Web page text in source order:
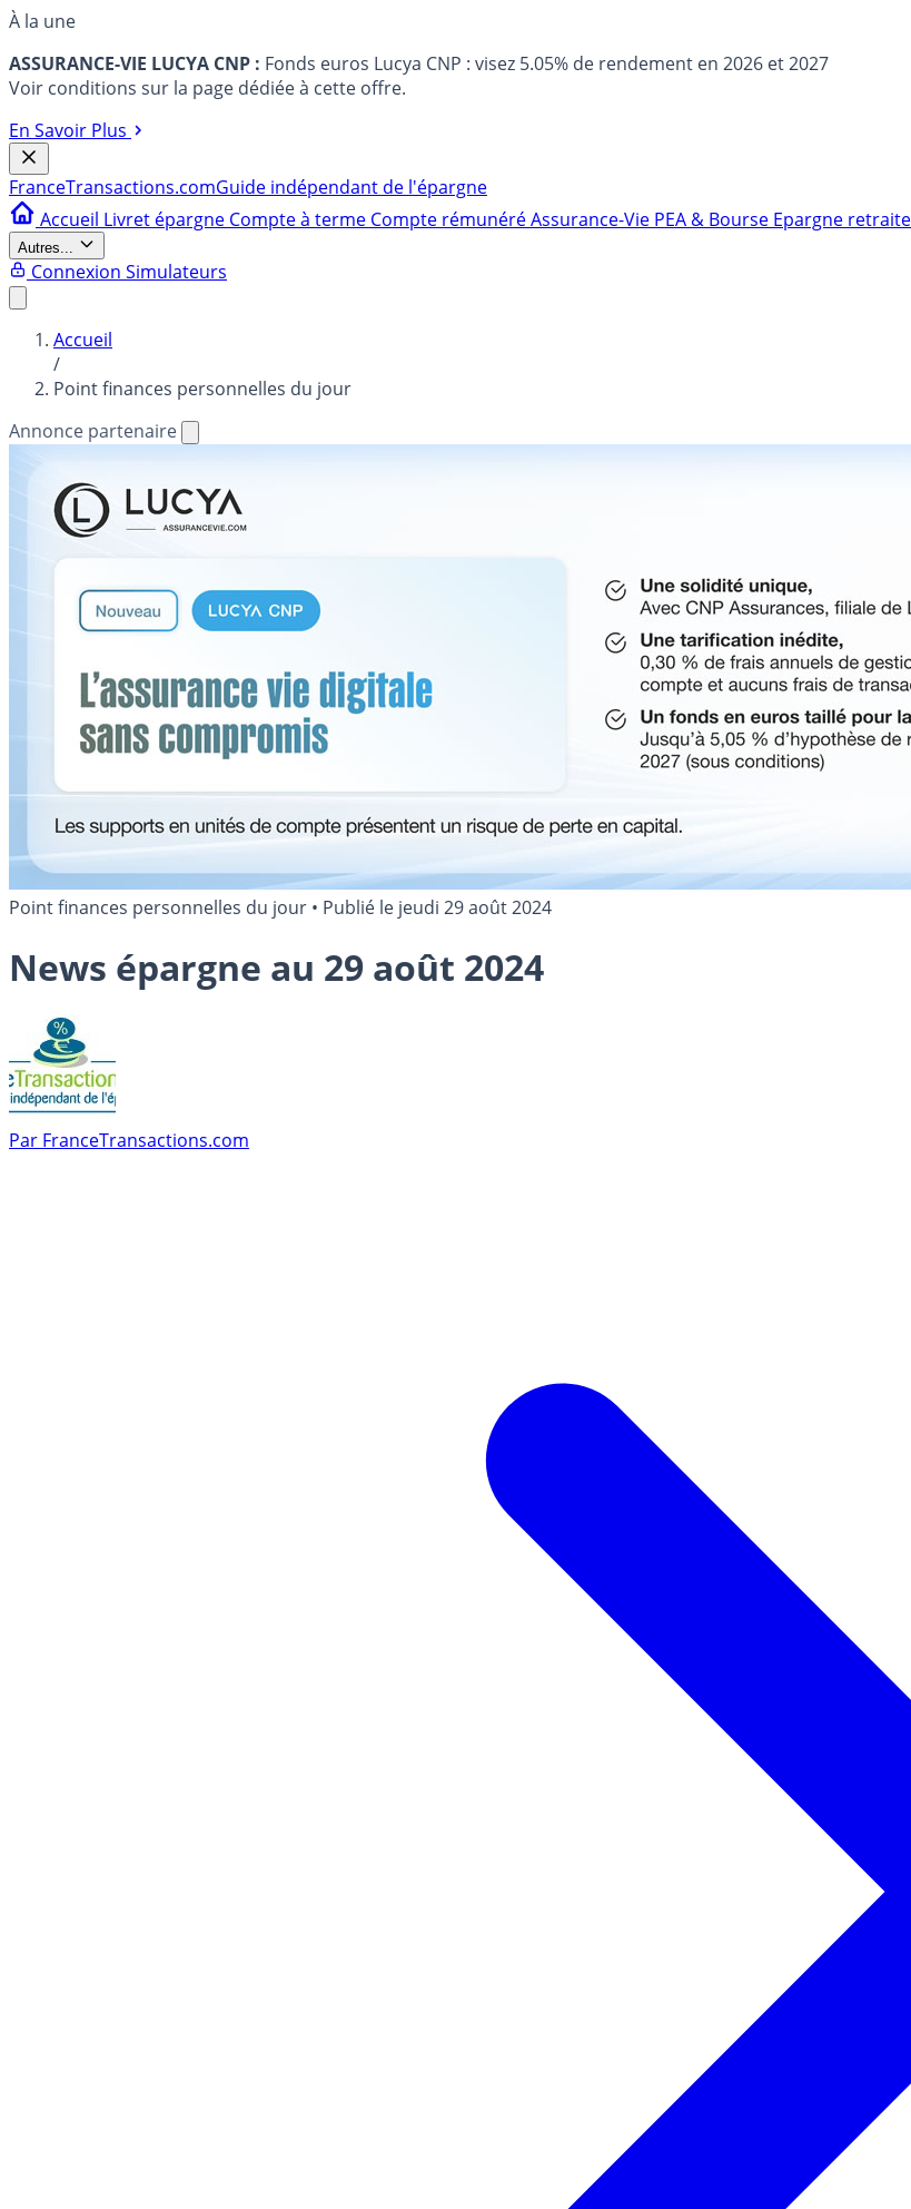
À la une
ASSURANCE-VIE LUCYA CNP : Fonds euros Lucya CNP : visez 5.05% de rendement en 2026 et 2027
Voir conditions sur la page dédiée à cette offre.
En Savoir Plus
FranceTransactions.comGuide indépendant de l'épargne
Accueil Livret épargne Compte à terme Compte rémunéréAssurance-Vie PEA & Bourse Epargne retraite
Autres...
Connexion Simulateurs
Accueil
/
Point finances personnelles du jour
Annonce partenaire
Point finances personnelles du jour • Publié le jeudi 29 août 2024
News épargne au 29 août 2024
Par FranceTransactions.com